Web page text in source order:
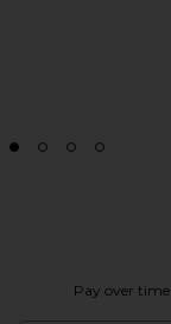
Pay over